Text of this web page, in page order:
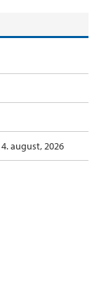
4. august, 2026